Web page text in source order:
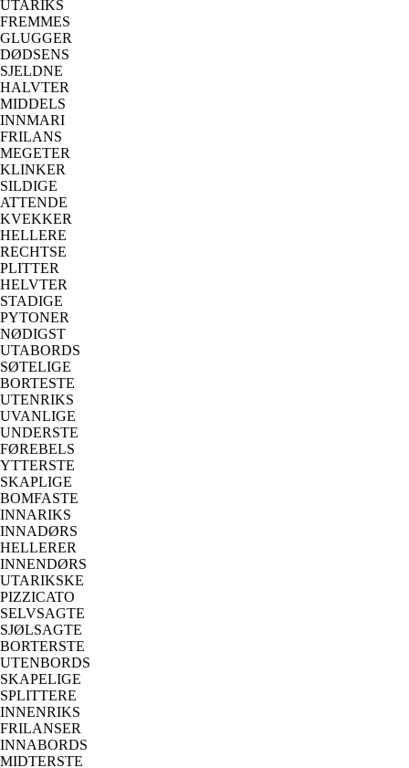
UTARIKS
FREMMES
GLUGGER
DØDSENS
SJELDNE
HALVTER
MIDDELS
INNMARI
FRILANS
MEGETER
KLINKER
SILDIGE
ATTENDE
KVEKKER
HELLERE
RECHTSE
PLITTER
HELVTER
STADIGE
PYTONER
NØDIGST
UTABORDS
SØTELIGE
BORTESTE
UTENRIKS
UVANLIGE
UNDERSTE
FØREBELS
YTTERSTE
SKAPLIGE
BOMFASTE
INNARIKS
INNADØRS
HELLERER
INNENDØRS
UTARIKSKE
PIZZICATO
SELVSAGTE
SJØLSAGTE
BORTERSTE
UTENBORDS
SKAPELIGE
SPLITTERE
INNENRIKS
FRILANSER
INNABORDS
MIDTERSTE